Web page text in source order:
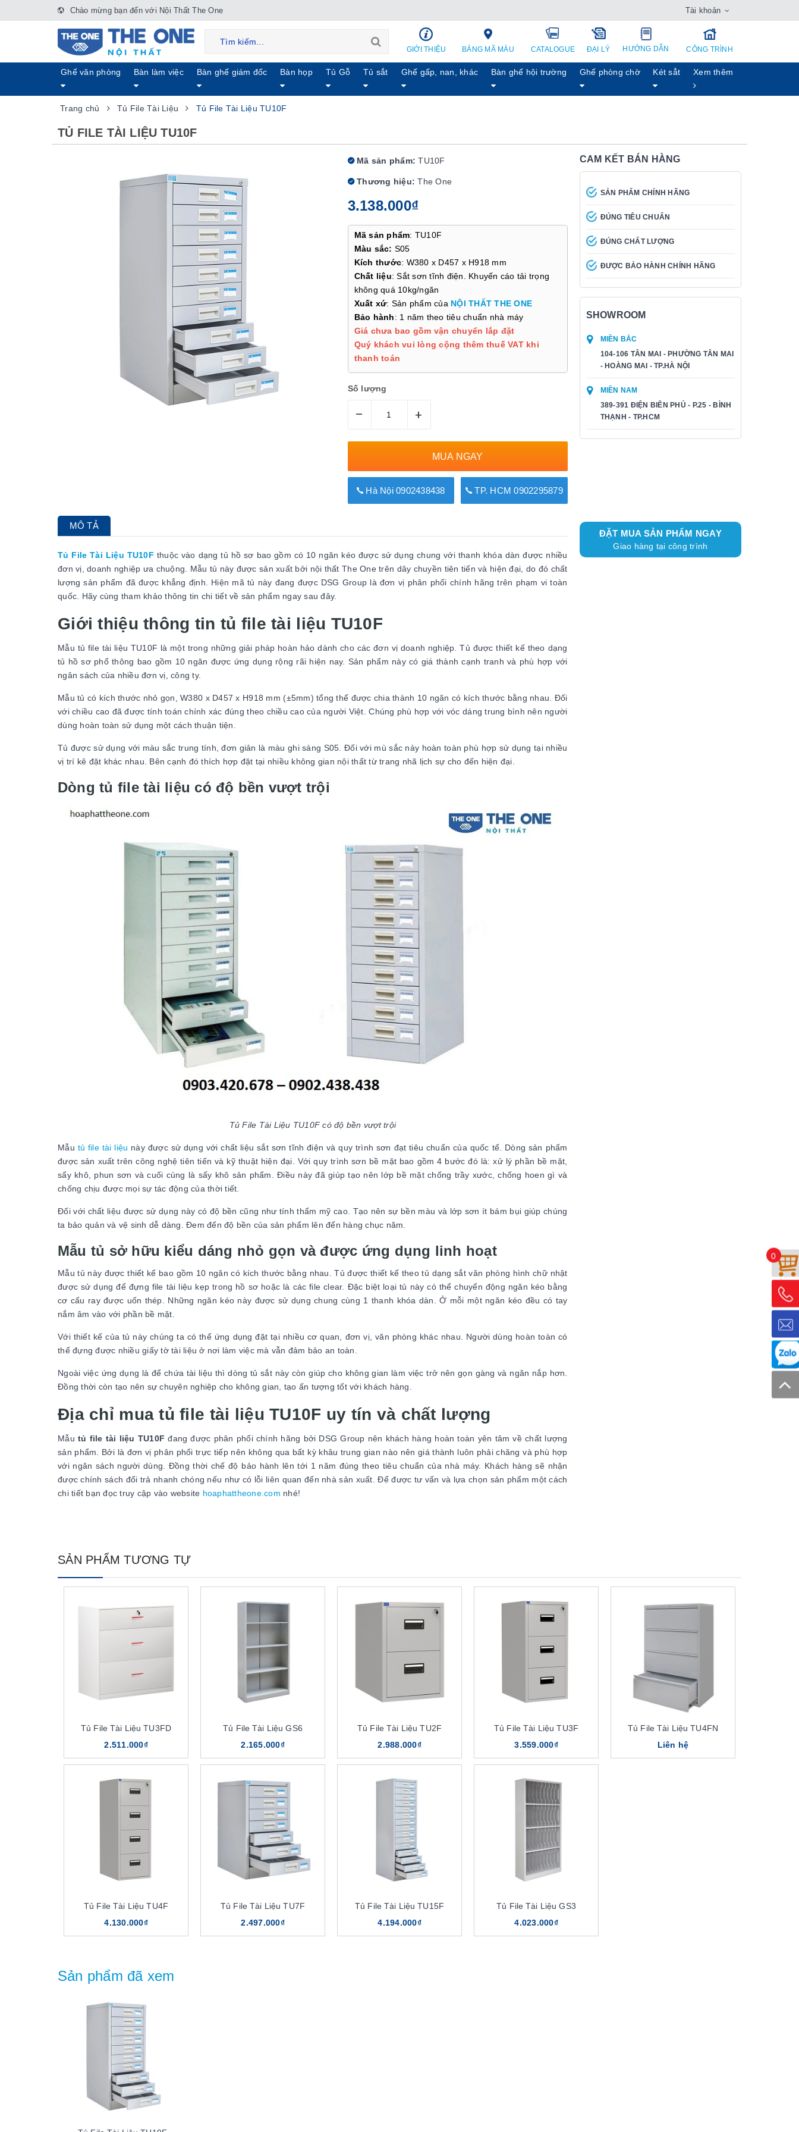
Chào mừng bạn đến với Nội Thất The One Tài khoản
GIỚI THIỆU BẢNG MÃ MÀU CATALOGUE ĐẠI LÝ HƯỚNG DẪN CÔNG TRÌNH
Ghế văn phòng Bàn làm việc Bàn ghế giám đốc Bàn họp Tủ Gỗ Tủ sắt Ghế gấp, nan, khác Bàn ghế hội trường Ghế phòng chờ Két sẳt Xem thêm
Trang chủ Tủ File Tài Liệu Tủ File Tài Liệu TU10F
TỦ FILE TÀI LIỆU TU10F
Mã sản phẩm: TU10F
Thương hiệu: The One
3.138.000₫
Mã sản phẩm: TU10F
Màu sắc: S05
Kích thước: W380 x D457 x H918 mm
Chất liệu: Sắt sơn tĩnh điện. Khuyến cáo tải trọng
không quá 10kg/ngăn
Xuất xứ: Sản phẩm của NỘI THẤT THE ONE
Bảo hành: 1 năm theo tiêu chuẩn nhà máy
Giá chưa bao gồm vận chuyển lắp đặt
Quý khách vui lòng cộng thêm thuế VAT khi
thanh toán
Số lượng
– +
MUA NGAY
Hà Nội 0902438438 TP. HCM 0902295879
CAM KẾT BÁN HÀNG
SẢN PHẨM CHÍNH HÃNG
ĐÚNG TIÊU CHUẨN
ĐÚNG CHẤT LƯỢNG
ĐƯỢC BẢO HÀNH CHÍNH HÃNG
SHOWROOM
MIỀN BẮC
104-106 TÂN MAI - PHƯỜNG TÂN MAI
- HOÀNG MAI - TP.HÀ NỘI
MIỀN NAM
389-391 ĐIỆN BIÊN PHỦ - P.25 - BÌNH
THẠNH - TP.HCM
MÔ TẢ
Tủ File Tài Liệu TU10F thuộc vào dạng tủ hồ sơ bao gồm có 10 ngăn kéo được sử dụng chung với thanh khóa dàn được nhiều
đơn vị, doanh nghiệp ưa chuộng. Mẫu tủ này được sản xuất bởi nội thất The One trên dây chuyền tiên tiến và hiện đại, do đó chất
lượng sản phẩm đã được khẳng định. Hiện mã tủ này đang được DSG Group là đơn vị phân phối chính hãng trên phạm vi toàn
quốc. Hãy cùng tham khảo thông tin chi tiết về sản phẩm ngay sau đây.
Giới thiệu thông tin tủ file tài liệu TU10F
Mẫu tủ file tài liệu TU10F là một trong những giải pháp hoàn hảo dành cho các đơn vị doanh nghiệp. Tủ được thiết kế theo dạng
tủ hồ sơ phổ thông bao gồm 10 ngăn được ứng dụng rộng rãi hiện nay. Sản phẩm này có giá thành cạnh tranh và phù hợp với
ngân sách của nhiều đơn vị, công ty.
Mẫu tủ có kích thước nhỏ gọn, W380 x D457 x H918 mm (±5mm) tổng thể được chia thành 10 ngăn có kích thước bằng nhau. Đối
với chiều cao đã được tính toán chính xác đúng theo chiều cao của người Việt. Chúng phù hợp với vóc dáng trung bình nên người
dùng hoàn toàn sử dụng một cách thuận tiện.
Tủ được sử dụng với màu sắc trung tính, đơn giản là màu ghi sáng S05. Đối với mù sắc này hoàn toàn phù hợp sử dụng tại nhiều
vị trí kê đặt khác nhau. Bên cạnh đó thích hợp đặt tại nhiều không gian nội thất từ trang nhã lịch sự cho đến hiện đại.
Dòng tủ file tài liệu có độ bền vượt trội
Tủ File Tài Liệu TU10F có độ bền vượt trội
Mẫu tủ file tài liệu này được sử dụng với chất liệu sắt sơn tĩnh điện và quy trình sơn đạt tiêu chuẩn của quốc tế. Dòng sản phẩm
được sản xuất trên công nghệ tiên tiến và kỹ thuật hiện đại. Với quy trình sơn bề mặt bao gồm 4 bước đó là: xử lý phần bề mặt,
sấy khô, phun sơn và cuối cùng là sấy khô sản phẩm. Điều này đã giúp tạo nên lớp bề mặt chống trầy xước, chống hoen gì và
chống chịu được mọi sự tác động của thời tiết.
Đối với chất liệu được sử dụng này có độ bền cũng như tính thẩm mỹ cao. Tạo nên sự bền màu và lớp sơn ít bám bụi giúp chúng
ta bảo quản và vệ sinh dễ dàng. Đem đến độ bền của sản phẩm lên đến hàng chục năm.
Mẫu tủ sở hữu kiểu dáng nhỏ gọn và được ứng dụng linh hoạt
Mẫu tủ này được thiết kế bao gồm 10 ngăn có kích thước bằng nhau. Tủ được thiết kế theo tủ dạng sắt văn phòng hình chữ nhật
được sử dụng để đựng file tài liệu kẹp trong hồ sơ hoặc là các file clear. Đặc biệt loại tủ này có thể chuyển động ngăn kéo bằng
cơ cấu ray được uốn thép. Những ngăn kéo này được sử dụng chung cùng 1 thanh khóa dàn. Ở mỗi một ngăn kéo đều có tay
nắm âm vào với phần bề mặt.
Với thiết kế của tủ này chúng ta có thể ứng dụng đặt tại nhiều cơ quan, đơn vị, văn phòng khác nhau. Người dùng hoàn toàn có
thể đựng được nhiều giấy tờ tài liệu ở nơi làm việc mà vẫn đảm bảo an toàn.
Ngoài việc ứng dụng là để chứa tài liệu thì dòng tủ sắt này còn giúp cho không gian làm việc trở nên gọn gàng và ngăn nắp hơn.
Đồng thời còn tạo nên sự chuyên nghiệp cho không gian, tạo ấn tượng tốt với khách hàng.
Địa chỉ mua tủ file tài liệu TU10F uy tín và chất lượng
Mẫu tủ file tài liệu TU10Fđang được phân phối chính hãng bởi DSG Group nên khách hàng hoàn toàn yên tâm về chất lượng
sản phẩm. Bởi là đơn vị phân phối trực tiếp nên không qua bất kỳ khâu trung gian nào nên giá thành luôn phải chăng và phù hợp
với ngân sách người dùng. Đồng thời chế độ bảo hành lên tới 1 năm đúng theo tiêu chuẩn của nhà máy. Khách hàng sẽ nhận
được chính sách đổi trả nhanh chóng nếu như có lỗi liên quan đến nhà sản xuất. Để được tư vấn và lựa chọn sản phẩm một cách
chi tiết bạn đọc truy cập vào website hoaphattheone.com nhé!
ĐẶT MUA SẢN PHẨM NGAY
Giao hàng tại công trình
SẢN PHẨM TƯƠNG TỰ
Tủ File Tài Liệu TU3FD
2.511.000₫
Tủ File Tài Liệu GS6
2.165.000₫
Tủ File Tài Liệu TU2F
2.988.000₫
Tủ File Tài Liệu TU3F
3.559.000₫
Tủ File Tài Liệu TU4FN
Liên hệ
Tủ File Tài Liệu TU4F
4.130.000₫
Tủ File Tài Liệu TU7F
2.497.000₫
Tủ File Tài Liệu TU15F
4.194.000₫
Tủ File Tài Liệu GS3
4.023.000₫
Sản phẩm đã xem
0